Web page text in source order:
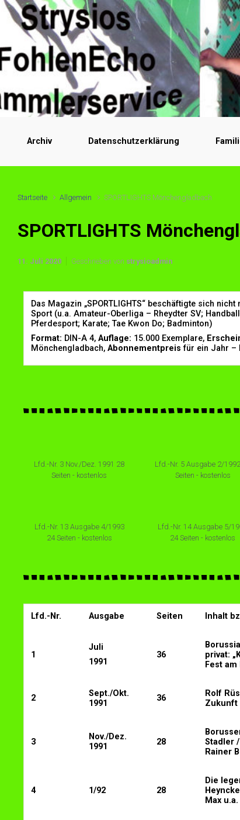
Archiv Datenschutzerklärung
Startseite Allgemein SPORTLIGHTS Mönchengladbach
SPORTLIGHTS
11. Juli 2020 Geschrieben von strysioadmin
Das Magazin „SPORTLIGHTS“ beschäftigte sich
Sport (u.a. Amateur-Oberliga – Rheydter SV;
Pferdesport; Karate; Tae Kwon Do; Badminton)
Format: DIN-A 4, Auflage: 15.000 Exemplare,
Mönchengladbach, Abonnementpreis für ein Jahr –
Lfd.-Nr. 3 Nov./Dez. 1991 28
Seiten - kostenlos
Lfd.-Nr. 5 Ausgabe 2/
Seiten - kostenlos
Lfd.-Nr. 13 Ausgabe 4/1993
24 Seiten - kostenlos
Lfd.-Nr. 14 Ausgabe 5/
24 Seiten - kostenlos
Lfd.-Nr. Ausgabe Seiten Inhalt
1
Juli
1991
36
privat:
Fest
2
Sept./Okt.
1991
36
Rolf
Zukunft
3
Nov./Dez.
1991
28
Stadler
Rainer
4 1/92 28
Die
Max u.a.